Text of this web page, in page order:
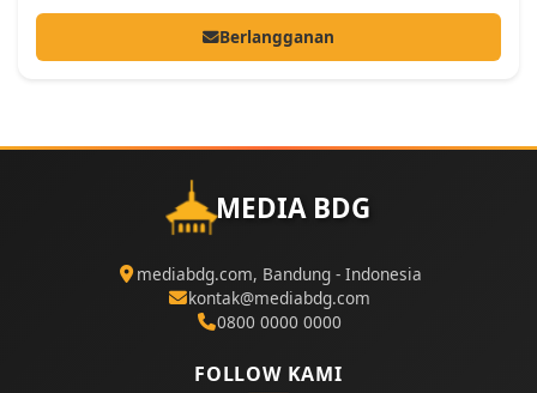
Berlangganan
MEDIA BDG
mediabdg.com, Bandung - Indonesia
kontak@mediabdg.com
0800 0000 0000
FOLLOW KAMI